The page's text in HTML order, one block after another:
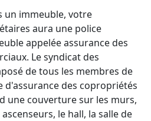
un immeuble, votre
aura une police
appelée assurance des
Le syndicat des
de tous les membres de
d'assurance des copropriétés
une couverture sur les murs,
le hall, la salle de